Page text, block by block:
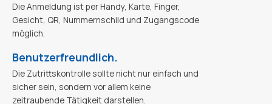
Die Anmeldung ist per Handy, Karte, Finger,
Gesicht, QR, Nummernschild und Zugangscode
möglich.
Benutzerfreundlich.
Die Zutrittskontrolle sollte nicht nur einfach und
sicher sein, sondern vor allem keine
zeitraubende Tätigkeit darstellen.